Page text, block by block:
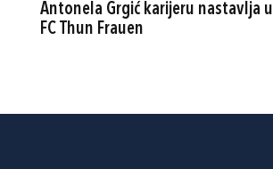
Antonela Grgić karijeru nastavlja u
FC Thun Frauen